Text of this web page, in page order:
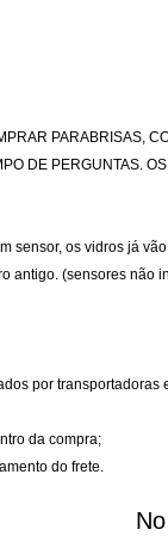
PARABRISAS,
DE PERGUNTAS.
sensor, os vidros já
antigo. (sensores não
por transportadoras
da compra;
do frete.